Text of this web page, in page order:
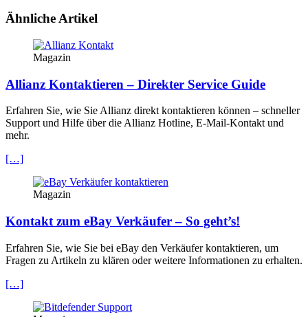
Ähnliche Artikel
Magazin
Allianz Kontaktieren – Direkter Service Guide
Erfahren Sie, wie Sie Allianz direkt kontaktieren können – schneller
Support und Hilfe über die Allianz Hotline, E-Mail-Kontakt und
mehr.
[…]
Magazin
Kontakt zum eBay Verkäufer – So geht’s!
Erfahren Sie, wie Sie bei eBay den Verkäufer kontaktieren, um
Fragen zu Artikeln zu klären oder weitere Informationen zu erhalten.
[…]